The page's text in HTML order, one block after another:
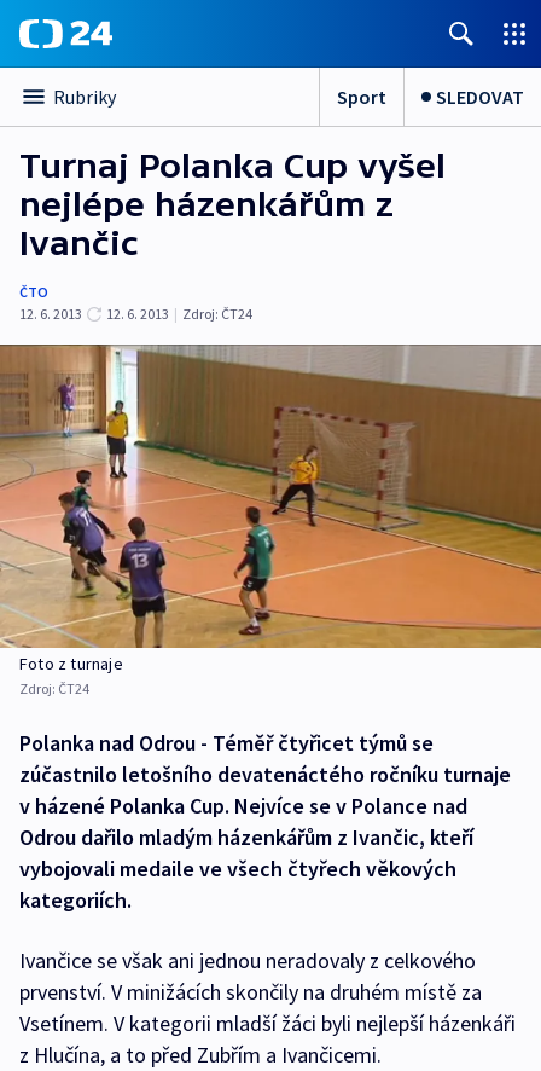
Rubriky Sport SLEDOVAT
Turnaj Polanka Cup vyšel
nejlépe házenkářům z
Ivančic
ČTO
12. 6. 2013
12. 6. 2013 | Zdroj: ČT24
Foto z turnaje
Zdroj: ČT24
Polanka nad Odrou - Téměř čtyřicet týmů se
zúčastnilo letošního devatenáctého ročníku turnaje
v házené Polanka Cup. Nejvíce se v Polance nad
Odrou dařilo mladým házenkářům z Ivančic, kteří
vybojovali medaile ve všech čtyřech věkových
kategoriích.
Ivančice se však ani jednou neradovaly z celkového
prvenství. V minižácích skončily na druhém místě za
Vsetínem. V kategorii mladší žáci byli nejlepší házenkáři
z Hlučína, a to před Zubřím a Ivančicemi.